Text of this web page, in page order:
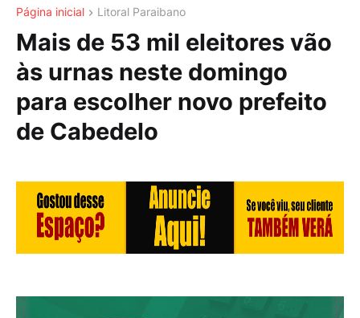
Página inicial Litoral Paraibano
Mais de 53 mil eleitores vão
às urnas neste domingo
para escolher novo prefeito
de Cabedelo